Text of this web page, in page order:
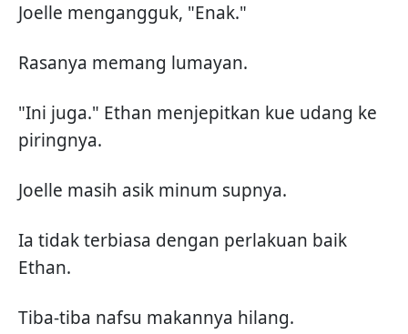
Joelle mengangguk, "Enak."
Rasanya memang lumayan.
"Ini juga." Ethan menjepitkan kue udang ke
piringnya.
Joelle masih asik minum supnya.
Ia tidak terbiasa dengan perlakuan baik
Ethan.
Tiba-tiba nafsu makannya hilang.